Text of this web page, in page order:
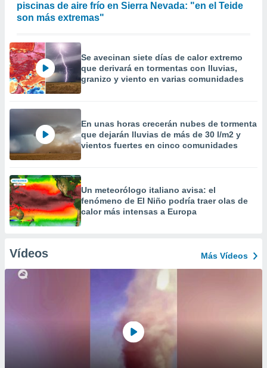
piscinas de aire frío en Sierra Nevada: "en el Teide
son más extremas"
Se avecinan siete días de calor extremo
que derivará en tormentas con lluvias,
granizo y viento en varias comunidades
En unas horas crecerán nubes de tormenta
que dejarán lluvias de más de 30 l/m2 y
vientos fuertes en cinco comunidades
Un meteorólogo italiano avisa: el
fenómeno de El Niño podría traer olas de
calor más intensas a Europa
Vídeos Más Vídeos